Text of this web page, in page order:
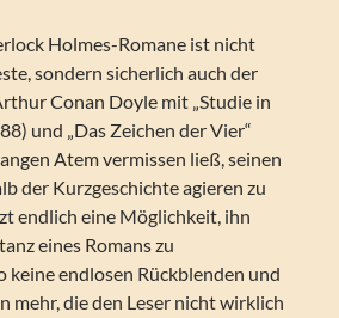
Holmes-Romane ist nicht
sondern sicherlich auch der
Conan Doyle mit „Studie in
und „Das Zeichen der Vier“
Atem vermissen ließ, seinen
der Kurzgeschichte agieren zu
endlich eine Möglichkeit, ihn
eines Romans zu
keine endlosen Rückblenden und
mehr, die den Leser nicht wirklich